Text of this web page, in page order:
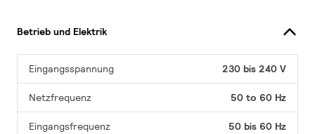
Betrieb und Elektrik
Eingangsspannung 230 bis 240 V
Netzfrequenz 50 to 60 Hz
Eingangsfrequenz 50 bis 60 Hz